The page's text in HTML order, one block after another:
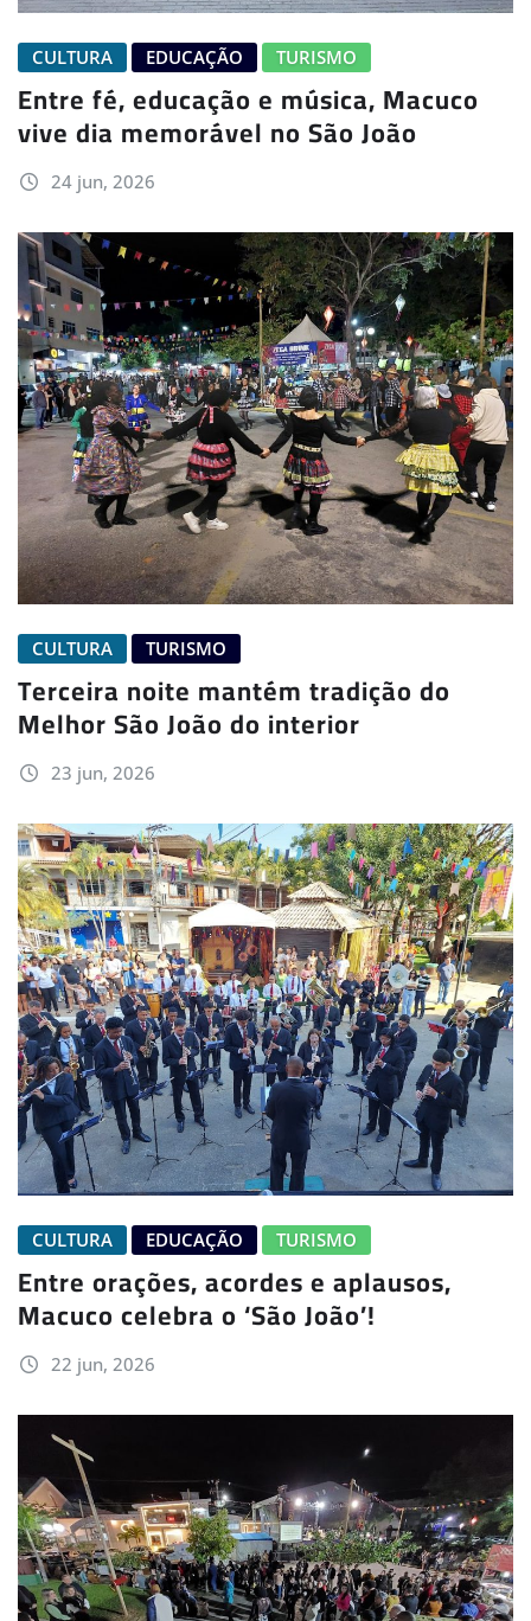
CULTURA EDUCAÇÃO TURISMO
Entre fé, educação e música, Macuco
vive dia memorável no São João
24 jun, 2026
CULTURA TURISMO
Terceira noite mantém tradição do
Melhor São João do interior
23 jun, 2026
CULTURA EDUCAÇÃO TURISMO
Entre orações, acordes e aplausos,
Macuco celebra o ‘São João’!
22 jun, 2026